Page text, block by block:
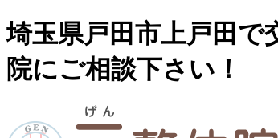
埼玉県戸田市上戸田で
院にご相談下さい！